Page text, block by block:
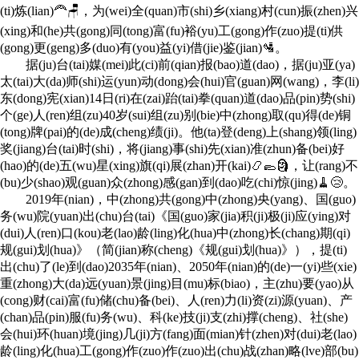
(ti)炼(lian)🦰🪑，为(wei)全(quan)市(shi)乡(xiang)村(cun)振(zhen)兴
(xing)和(he)共(gong)同(tong)富(fu)裕(yu)工(gong)作(zuo)提(ti)供
(gong)更(geng)多(duo)有(you)益(yi)借(jie)鉴(jian)🛂。
据(ju)台(tai)媒(mei)此(ci)前(qian)报(bao)道(dao)，据(ju)亚(ya)
太(tai)大(da)师(shi)运(yun)动(dong)会(hui)官(guan)网(wang)，李(li)
东(dong)宪(xian)14日(ri)在(zai)跆(tai)拳(quan)道(dao)品(pin)势(shi)
个(ge)人(ren)组(zu)40岁(sui)组(zu)别(bie)中(zhong)取(qu)得(de)铜
(tong)牌(pai)的(de)成(cheng)绩(ji)。他(ta)登(deng)上(shang)领(ling)
奖(jiang)台(tai)时(shi)，将(jiang)事(shi)先(xian)准(zhun)备(bei)好
(hao)的(de)五(wu)星(xing)旗(qi)展(zhan)开(kai)📿🥿🗿，让(rang)不
(bu)少(shao)观(guan)众(zhong)感(gan)到(dao)吃(chi)惊(jing)🧹😢。
2019年(nian)，中(zhong)共(gong)中(zhong)央(yang)、国(guo)
务(wu)院(yuan)出(chu)台(tai)《国(guo)家(jia)积(ji)极(ji)应(ying)对
(dui)人(ren)口(kou)老(lao)龄(ling)化(hua)中(zhong)长(chang)期(qi)
规(gui)划(hua)》（简(jian)称(cheng)《规(gui)划(hua)》），提(ti)
出(chu)了(le)到(dao)2035年(nian)、2050年(nian)的(de)一(yi)些(xie)
重(zhong)大(da)远(yuan)景(jing)目(mu)标(biao)，主(zhu)要(yao)从
(cong)财(cai)富(fu)储(chu)备(bei)、人(ren)力(li)资(zi)源(yuan)、产
(chan)品(pin)服(fu)务(wu)、科(ke)技(ji)支(zhi)撑(cheng)、社(she)
会(hui)环(huan)境(jing)几(ji)方(fang)面(mian)针(zhen)对(dui)老(lao)
龄(ling)化(hua)工(gong)作(zuo)作(zuo)出(chu)战(zhan)略(lve)部(bu)